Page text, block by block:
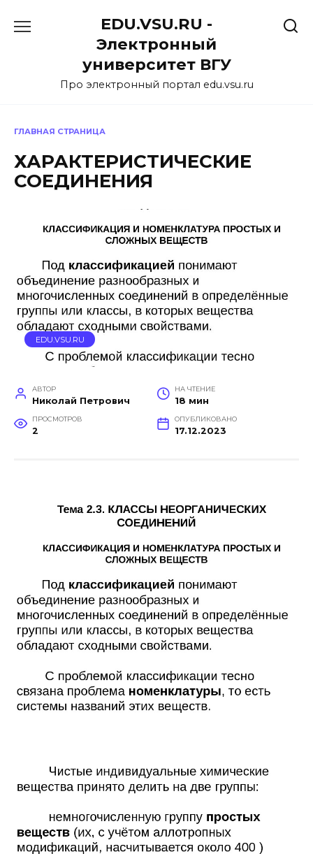
EDU.VSU.RU -
Электронный
университет ВГУ
Про электронный портал edu.vsu.ru
ГЛАВНАЯ СТРАНИЦА
ХАРАКТЕРИСТИЧЕСКИЕ
СОЕДИНЕНИЯ
EDU.VSU.RU
АВТОР
Николай Петрович
НА ЧТЕНИЕ
18 мин
ПРОСМОТРОВ
2
ОПУБЛИКОВАНО
17.12.2023